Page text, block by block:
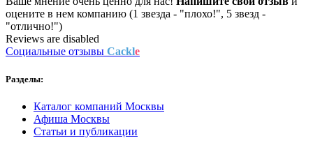
оцените в нем компанию (1 звезда - "плохо!", 5 звезд -
"отлично!")
Reviews are disabled
Социальные отзывы Cackle
Разделы:
Каталог компаний Москвы
Афиша Москвы
Статьи и публикации